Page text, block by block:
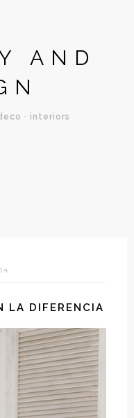
AND
· interiors
LA DIFERENCIA